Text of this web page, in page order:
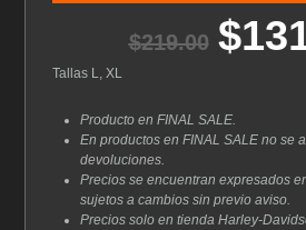
$219.00 El
precio
$
Tallas L, XL
Producto en FINAL SALE.
En productos en FINAL SALE no se
devoluciones.
Precios se encuentran expresados
sujetos a cambios sin previo aviso.
Precios solo en tienda Harley-